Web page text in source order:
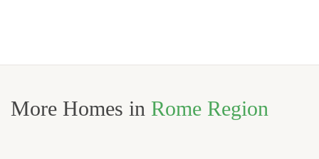
More Homes in Rome Region